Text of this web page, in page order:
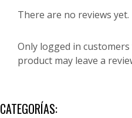
There are no reviews yet.
Only logged in
product may leave a
CATEGORÍAS: